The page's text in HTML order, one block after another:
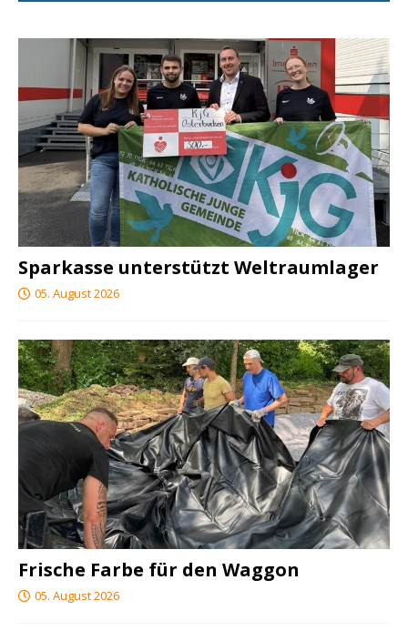
Sparkasse unterstützt Weltraumlager
05. August 2026
Frische Farbe für den Waggon
05. August 2026